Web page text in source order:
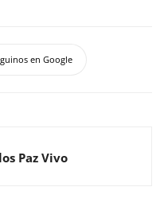
en Google
Paz Vivo